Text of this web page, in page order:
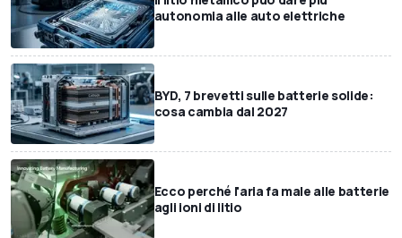
autonomia alle auto elettriche
BYD, 7 brevetti sulle batterie solide:
cosa cambia dal 2027
Ecco perché l'aria fa male alle batterie
agli ioni di litio